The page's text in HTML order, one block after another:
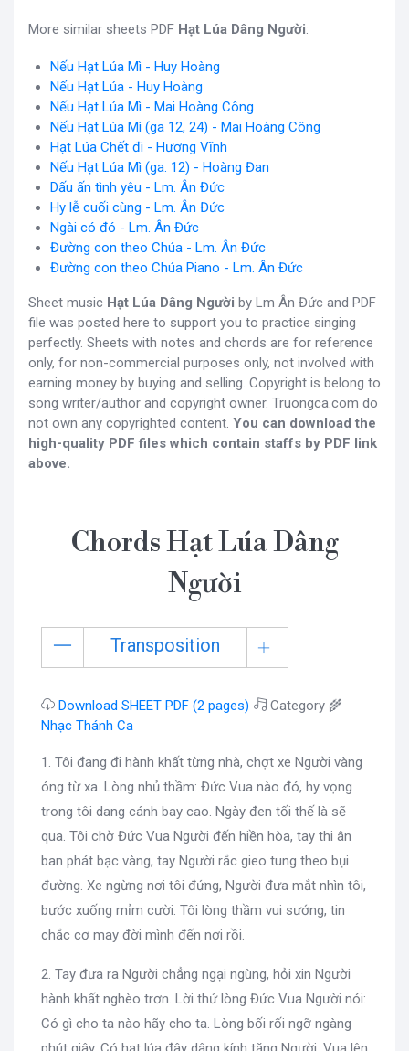
More similar sheets PDF Hạt Lúa Dâng Người:
Nếu Hạt Lúa Mì - Huy Hoàng
Nếu Hạt Lúa - Huy Hoàng
Nếu Hạt Lúa Mì - Mai Hoàng Công
Nếu Hạt Lúa Mì (ga 12, 24) - Mai Hoàng Công
Hạt Lúa Chết đi - Hương Vĩnh
Nếu Hạt Lúa Mì (ga. 12) - Hoàng Đan
Dấu ấn tình yêu - Lm. Ân Đức
Hy lễ cuối cùng - Lm. Ân Đức
Ngài có đó - Lm. Ân Đức
Đường con theo Chúa - Lm. Ân Đức
Đường con theo Chúa Piano - Lm. Ân Đức
Sheet music Hạt Lúa Dâng Người by Lm Ân Đức and PDF
file was posted here to support you to practice singing
perfectly. Sheets with notes and chords are for reference
only, for non-commercial purposes only, not involved with
earning money by buying and selling. Copyright is belong to
song writer/author and copyright owner. Truongca.com do
not own any copyrighted content. You can download the
high-quality PDF files which contain staffs by PDF link
above.
Chords Hạt Lúa Dâng
Người
Transposition
Download SHEET PDF (2 pages)
Category 🌾
Nhạc Thánh Ca
1. Tôi đang đi hành khất từng nhà, chợt xe Người vàng
óng từ xa. Lòng nhủ thầm: Đức Vua nào đó, hy vọng
trong tôi dang cánh bay cao. Ngày đen tối thế là sẽ
qua. Tôi chờ Đức Vua Người đến hiền hòa, tay thi ân
ban phát bạc vàng, tay Người rắc gieo tung theo bụi
đường. Xe ngừng nơi tôi đứng, Người đưa mắt nhìn tôi,
bước xuống mỉm cười. Tôi lòng thầm vui sướng, tin
chắc cơ may đời mình đến nơi rồi.
2. Tay đưa ra Người chẳng ngại ngùng, hỏi xin Người
hành khất nghèo trơn. Lời thử lòng Đức Vua Người nói:
Có gì cho ta nào hãy cho ta. Lòng bối rối ngỡ ngàng